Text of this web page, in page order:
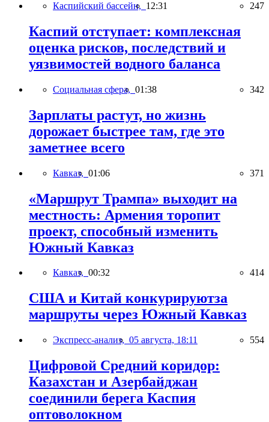
Каспийский бассейн, 12:31 247
Каспий отступает: комплексная
оценка рисков, последствий и
уязвимостей водного баланса
Социальная сфера, 01:38 342
Зарплаты растут, но жизнь
дорожает быстрее там, где это
заметнее всего
Кавказ, 01:06 371
«Маршрут Трампа» выходит на
местность: Армения торопит
проект, способный изменить
Южный Кавказ
Кавказ, 00:32 414
США и Китай конкурируютза
маршруты через Южный Кавказ
Экспресс-анализ, 05 августа, 18:11 554
Цифровой Средний коридор:
Казахстан и Азербайджан
соединили берега Каспия
оптоволокном